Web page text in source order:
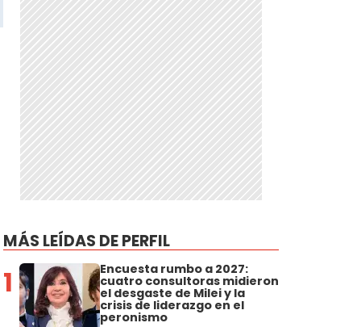
MÁS LEÍDAS DE PERFIL
1 Encuesta rumbo a 2027:
cuatro consultoras midieron
el desgaste de Milei y la
crisis de liderazgo en el
peronismo